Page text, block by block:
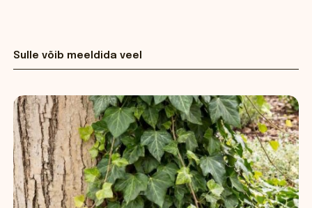
Sulle võib meeldida veel